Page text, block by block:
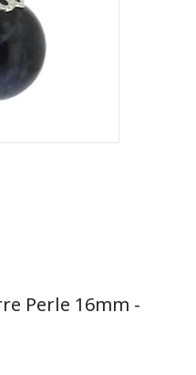
Perle 16mm -